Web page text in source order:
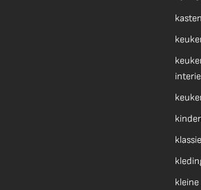
kasten
kleine